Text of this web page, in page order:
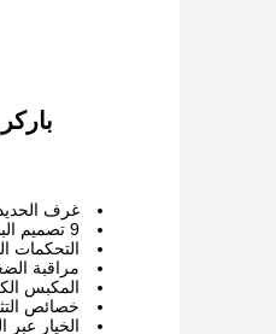
غرف
9 تصميم البستون
التحكمات
مراقبة
المكبس
خصائص
الخيار عبر